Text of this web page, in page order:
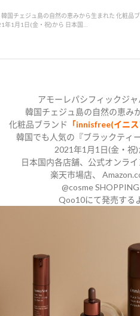
国チェジュ島の自然の恵みから生まれた 化粧
年1月1日(金・祝)から 日本国…
アモーレパシフィックジャ
韓国チェジュ島の自然の恵み
化粧品ブランド
「innisfree(イニス
韓国でも人気の『ブラックティ
2021年1月1日(金・祝)
日本国内各店舗、公式オンライ
楽天市場店、
@cosme SHOPPING
Qoo10にて発売する